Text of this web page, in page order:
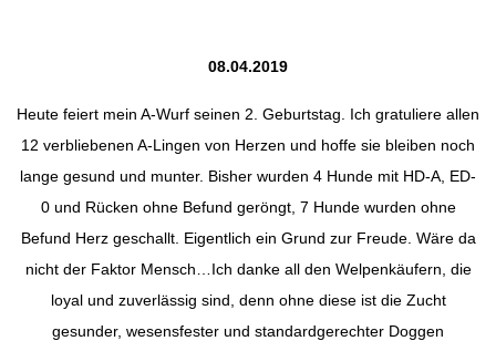
08.04.2019
Heute feiert mein A-Wurf seinen 2. Geburtstag. Ich gratuliere allen
12 verbliebenen A-Lingen von Herzen und hoffe sie bleiben noch
lange gesund und munter. Bisher wurden 4 Hunde mit HD-A, ED-
0 und Rücken ohne Befund geröngt, 7 Hunde wurden ohne
Befund Herz geschallt. Eigentlich ein Grund zur Freude. Wäre da
nicht der Faktor Mensch…Ich danke all den Welpenkäufern, die
loyal und zuverlässig sind, denn ohne diese ist die Zucht
gesunder, wesensfester und standardgerechter Doggen